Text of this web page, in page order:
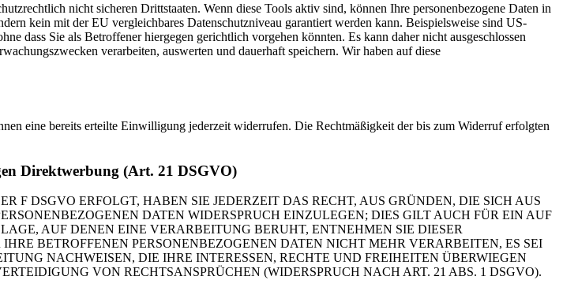
nicht sicheren Drittstaaten. Wenn diese Tools aktiv sind, können Ihre personenbezogene Daten in
kein mit der EU vergleichbares Datenschutzniveau garantiert werden kann. Beispielsweise sind US-
dass Sie als Betroffener hiergegen gerichtlich vorgehen könnten. Es kann daher nicht ausgeschlossen
verarbeiten, auswerten und dauerhaft speichern. Wir haben auf diese
eine bereits erteilte Einwilligung jederzeit widerrufen. Die Rechtmäßigkeit der bis zum Widerruf erfolgten
Direktwerbung (Art. 21 DSGVO)
F DSGVO ERFOLGT, HABEN SIE JEDERZEIT DAS RECHT, AUS GRÜNDEN, DIE SICH AUS
DATEN WIDERSPRUCH EINZULEGEN; DIES GILT AUCH FÜR EIN AUF
AUF DENEN EINE VERARBEITUNG BERUHT, ENTNEHMEN SIE DIESER
BETROFFENEN PERSONENBEZOGENEN DATEN NICHT MEHR VERARBEITEN, ES SEI
NACHWEISEN, DIE IHRE INTERESSEN, RECHTE UND FREIHEITEN ÜBERWIEGEN
VON RECHTSANSPRÜCHEN (WIDERSPRUCH NACH ART. 21 ABS. 1 DSGVO).